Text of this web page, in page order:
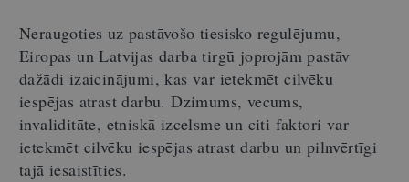
Neraugoties uz pastāvošo tiesisko regulējumu,
Eiropas un Latvijas darba tirgū joprojām pastāv
dažādi izaicinājumi, kas var ietekmēt cilvēku
iespējas atrast darbu. Dzimums, vecums,
invaliditāte, etniskā izcelsme un citi faktori var
ietekmēt cilvēku iespējas atrast darbu un pilnvērtīgi
tajā iesaistīties.